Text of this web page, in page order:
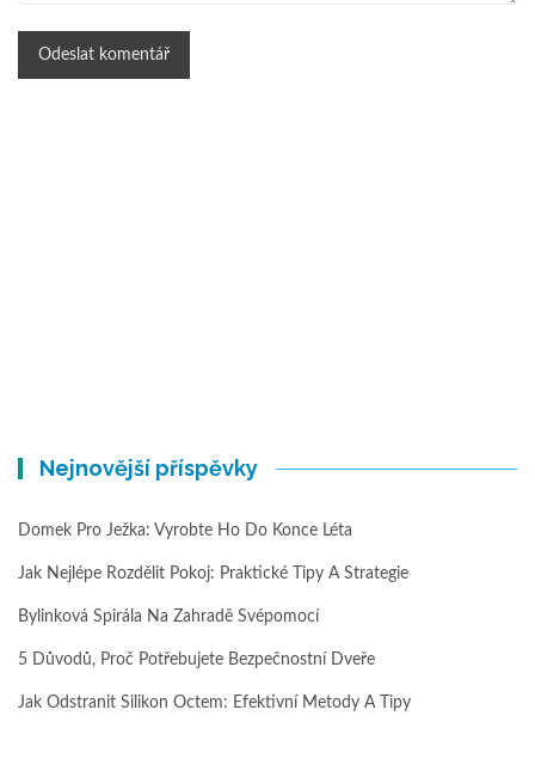
Nejnovější příspěvky
Domek Pro Ježka: Vyrobte Ho Do Konce Léta
Jak Nejlépe Rozdělit Pokoj: Praktické Tipy A Strategie
Bylinková Spirála Na Zahradě Svépomocí
5 Důvodů, Proč Potřebujete Bezpečnostní Dveře
Jak Odstranit Silikon Octem: Efektivní Metody A Tipy